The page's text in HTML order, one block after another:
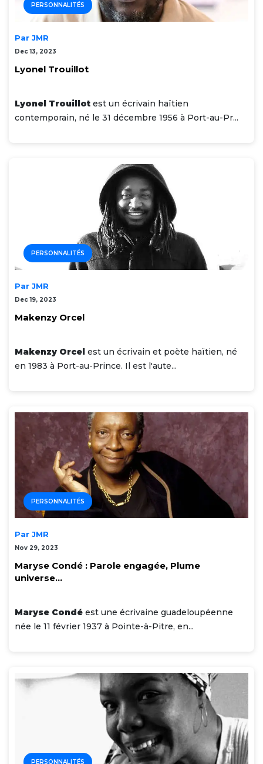
PERSONNALITÉS
Par JMR
Dec 13, 2023
Lyonel Trouillot
Lyonel Trouillot est un écrivain haïtien
contemporain, né le 31 décembre 1956 à Port-au-Pr...
PERSONNALITÉS
Par JMR
Dec 19, 2023
Makenzy Orcel
Makenzy Orcel est un écrivain et poète haïtien, né
en 1983 à Port-au-Prince. Il est l'aute...
PERSONNALITÉS
Par JMR
Nov 29, 2023
Maryse Condé : Parole engagée, Plume
universe...
Maryse Condé est une écrivaine guadeloupéenne
née le 11 février 1937 à Pointe-à-Pitre, en...
PERSONNALITÉS